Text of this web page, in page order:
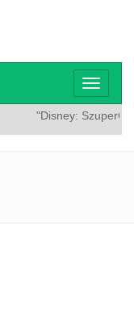
Toggle
"Disney: